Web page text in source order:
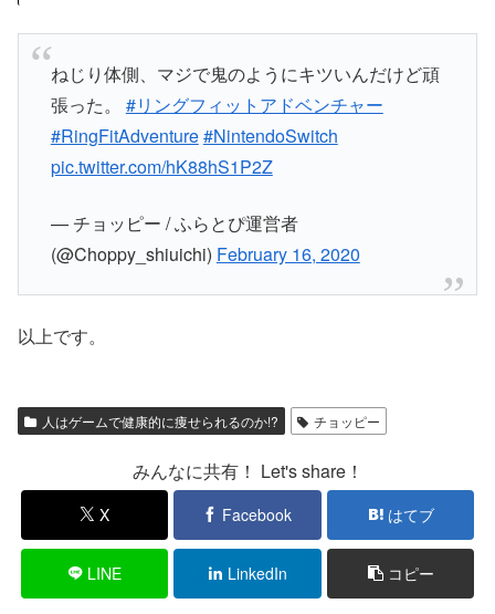
ねじり体側、マジで鬼のようにキツいんだけど頑
張った。 #リングフィットアドベンチャー
#RingFitAdventure#NintendoSwitch
pic.twitter.com/hK88hS1P2Z
— チョッピー / ふらとぴ運営者
(@Choppy_shiuichi) February 16, 2020
以上です。
人はゲームで健康的に痩せられるのか!? チョッピー
みんなに共有！ Let's share！
X Facebook はてブ
LINE LinkedIn コピー